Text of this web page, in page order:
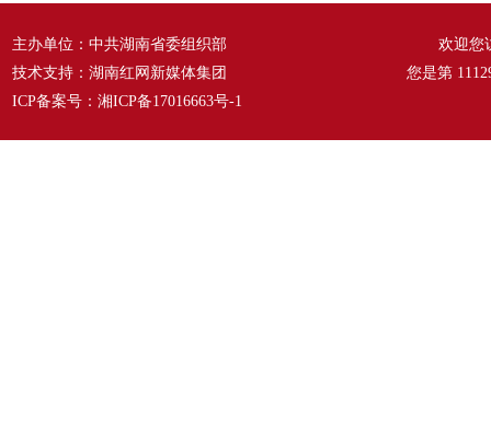
主办单位：中共湖南省委组织部
技术支持：湖南红网新媒体集团
ICP备案号： 湘ICP备17016663号-1
欢迎您
您是第